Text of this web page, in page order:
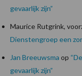
gevaarlijk zijn”
Maurice Rutgrink,
Dienstengroep een
Jan Breeuwsma op
gevaarlijk zijn”